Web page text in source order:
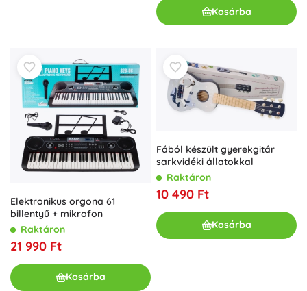
Kosárba
Elektronikus orgona 61
billentyű + mikrofon
Raktáron
21 990 Ft
Kosárba
Fából készült gyerekgitár
sarkvidéki állatokkal
Raktáron
10 490 Ft
Kosárba